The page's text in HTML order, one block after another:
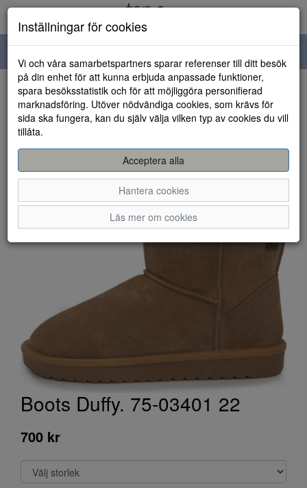
navigation
HEM
Boots Duffy. 75-03401 22
700 kr
Inställningar för cookies
Vi och våra samarbetspartners sparar referenser till ditt besök
på din enhet för att kunna erbjuda anpassade funktioner,
spara besöksstatistik och för att möjliggöra personifierad
marknadsföring. Utöver nödvändiga cookies, som krävs för
sida ska fungera, kan du själv välja vilken typ av cookies du vill
tillåta.
Acceptera alla
Hantera cookies
Läs mer om cookies